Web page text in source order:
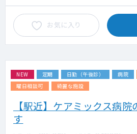
お気に入り
NEW 定期 日勤（午後診） 病院
曜日相談可
綺麗な施設
【駅近】ケアミックス病
す